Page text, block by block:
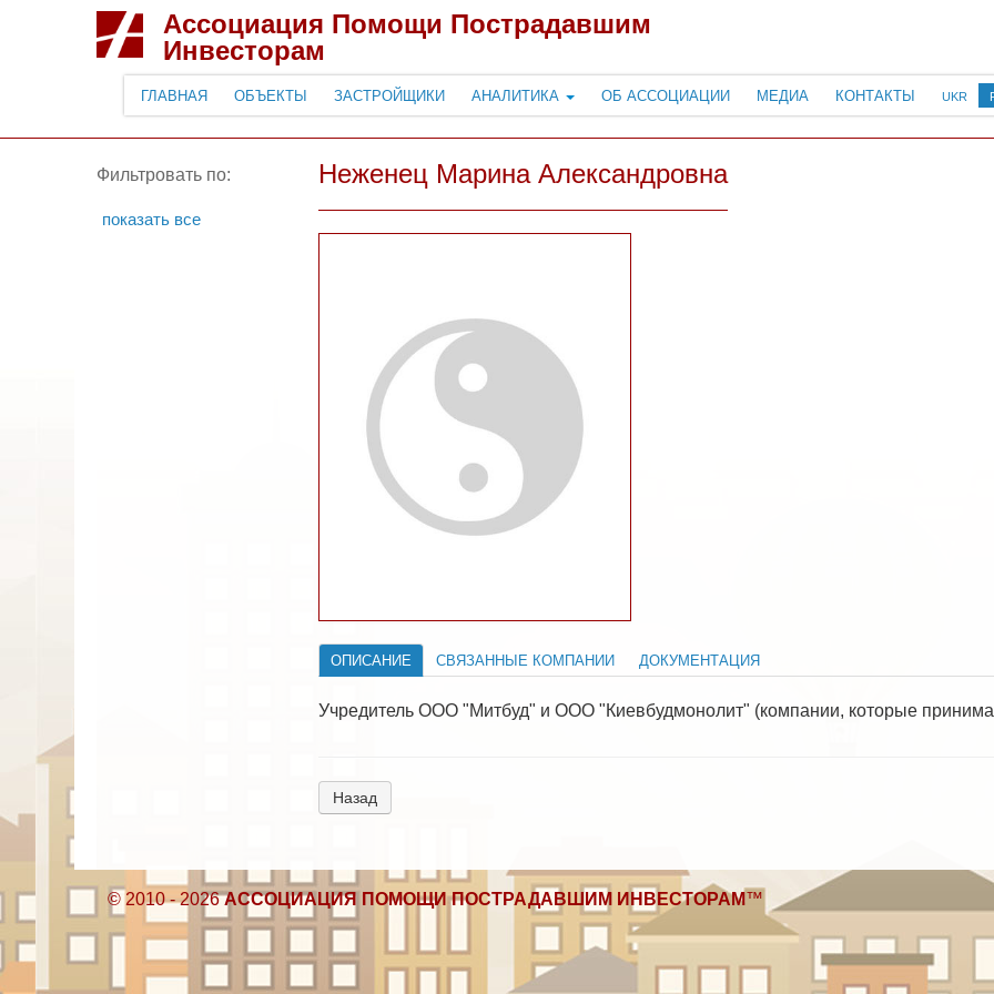
Ассоциация Помощи Пострадавшим
Инвесторам
ГЛАВНАЯ ОБЪЕКТЫ ЗАСТРОЙЩИКИ АНАЛИТИКА ОБ АССОЦИАЦИИ МЕДИА КОНТАКТЫ UKR
Фильтровать по:
показать все
Неженец Марина Александровна
ОПИСАНИЕ СВЯЗАННЫЕ КОМПАНИИ ДОКУМЕНТАЦИЯ
Учредитель ООО "Митбуд" и ООО "Киевбудмонолит" (компании, которые
Назад
© 2010 - 2026АССОЦИАЦИЯ ПОМОЩИ ПОСТРАДАВШИМ ИНВЕСТОРАМ™